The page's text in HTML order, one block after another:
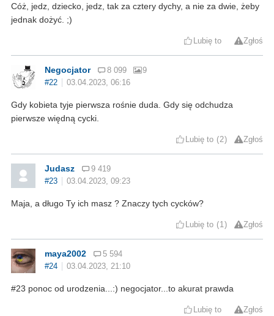
Cóż, jedz, dziecko, jedz, tak za cztery dychy, a nie za dwie, żeby
jednak dożyć. ;)
Lubię to Zgłoś
Negocjator 8 099
9
#22
03.04.2023, 06:16
Gdy kobieta tyje pierwsza rośnie duda. Gdy się odchudza
pierwsze więdną cycki.
Lubię to 2 Zgłoś
Judasz
9 419
#23
03.04.2023, 09:23
Maja, a długo Ty ich masz ? Znaczy tych cycków?
Lubię to 1 Zgłoś
maya2002
5 594
#24
03.04.2023, 21:10
#23 ponoc od urodzenia...:) negocjator...to akurat prawda
Lubię to Zgłoś